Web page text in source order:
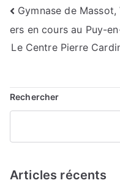
Navigation
de
Gymnase de
ers en cours au Puy-
Le Centre Pierre
Rechercher
Articles récents